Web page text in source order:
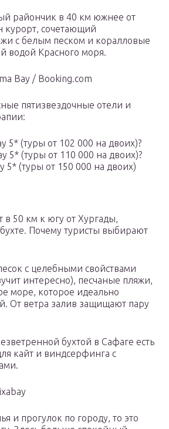
райончик в 40 км южнее от
курорт, сочетающий
с белым песком и коралловые
водой Красного моря.
Bay / Booking.com
пятизвездочные отели и
5* (туры от 102 000 на двоих)?
5* (туры от 110 000 на двоих)?
5* (туры от 150 000 на двоих)
50 км к югу от Хургады,
Почему туристы выбирают
с целебными свойствами
интересно), песчаные пляжи,
море, которое идеально
От ветра залив защищают пару
бухтой в Сафаге есть
кайт и виндсерфинга с
и прогулок по городу, то это